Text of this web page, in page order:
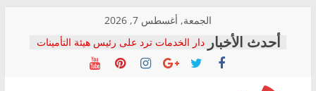
content
الجمعة, أغسطس 7, 2026
دار الخدمات ترد على رئيس هيئة التأمينات
بعد مؤتمره الصحفي: إنكار الأزمة لا ينهي
معاناة أصحاب المعاشات.. ونطالب بكشف